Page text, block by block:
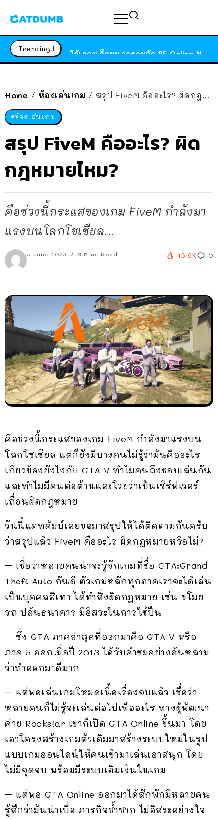
Trending!!
Home / ห้องเล่นเกม / สรุป FiveM คืออะไร? ผิดกฎหมายไหม?
ห้องเล่นเกม
สรุป FiveM คืออะไร? ผิด
กฎหมายไหม?
คือช่วงนี้กระแสของเกม FiveM กำลังมา
แรงบนโลกโซเชียล...
5 June 2023 3 Mins Read 18.6K 0
คือช่วงนี้กระแสของเกม FiveM กำลังมาแรงบน
โลกโซเชียล แต่ก็ยังมีบางคนไม่รู้ว่ามันคืออะไร
เกี่ยวข้องยังไงกับ GTA V ทำไมคนถึงชอบเล่นกัน
และทำไมมีคนต่อต้านและโวยว่าเป็นเซิร์ฟเวอร์
เถื่อนผิดกฎหมาย
วันนี้แคทดัมบ์เลยขอมาสรุปให้ได้ติดตามกันครับ
ว่าสรุปแล้ว FiveM คืออะไร ผิดกฎหมายหรือไม่?
– เชื่อว่าหลายคนน่าจะรู้จักเกมที่ชื่อ GTA:Grand
Theft Auto กันดี ตัวเกมหลักทุกภาคเราจะได้เล่น
เป็นบุคคลสีเทา ได้ทำสิ่งผิดกฎหมาย เช่น ขโมย
รถ ปล้นธนาคาร มีอิสระในการใช้ปืน
– ซึ่ง GTA ภาคล่าสุดที่ออกมาคือ GTA V หรือ
ภาค 5 ออกเมื่อปี 2013 ได้รับคำชมอย่างล้นหลาม
ว่าทำออกมาดีมาก
– แต่พอเล่นเกมโหมดเนื้อเรื่องจบแล้ว เชื่อว่า
หลายคนก็ไม่รู้จะเล่นต่อไปเพื่ออะไร ทางผู้พัฒนา
ค่าย Rockstar เขาก็เปิด GTA Online ขึ้นมา โดย
เอาโครงสร้างเกมตัวเดิมมาสร้างระบบใหม่ในรูป
แบบเกมออนไลน์ให้คนเข้ามาเล่นเอาสนุก โดย
ไม่มีจุดจบ พร้อมมีระบบเติมเงินในเกม
– แต่พอ GTA Online ออกมาได้สักพักมีหลายคน
รู้สึกว่ามันน่าเบื่อ ภารกิจซ้ำซาก ไม่อิสระอย่างใจ